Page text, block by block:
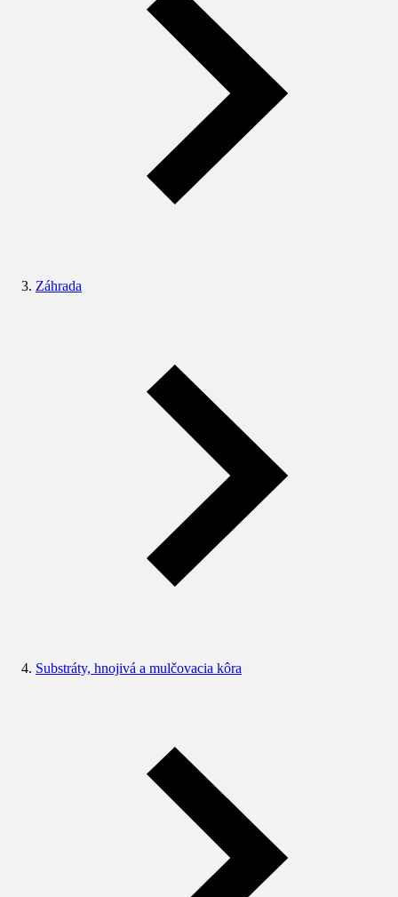
Záhrada
Substráty, hnojivá a mulčovacia kôra